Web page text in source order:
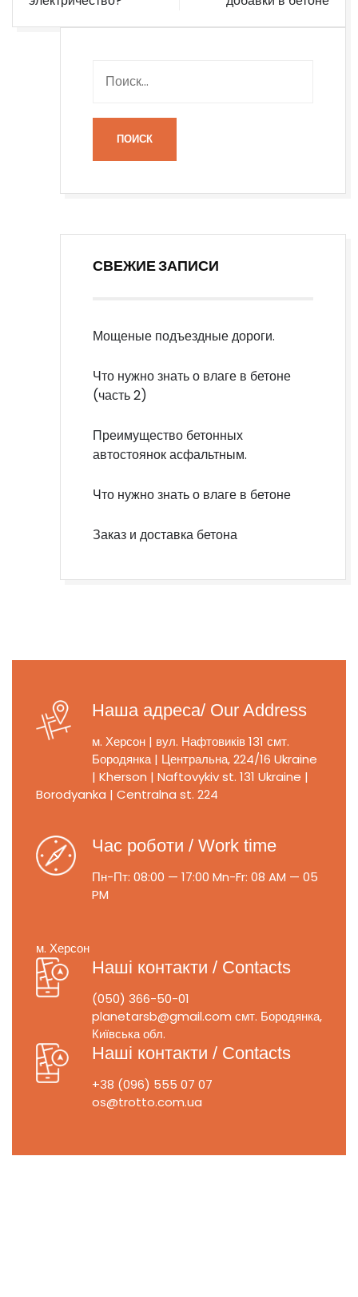
СВЕЖИЕ ЗАПИСИ
Мощеные подъездные дороги.
Что нужно знать о влаге в бетоне
(часть 2)
Преимущество бетонных
автостоянок асфальтным.
Что нужно знать о влаге в бетоне
Заказ и доставка бетона
Наша адреса/ Our Address
м. Херсон | вул. Нафтовиків 131 смт.
Бородянка | Центральна, 224/16 Ukraine
| Kherson | Naftovykiv st. 131 Ukraine |
Borodyanka | Centralna st. 224
Час роботи / Work time
Пн-Пт: 08:00 — 17:00 Mn-Fr: 08 AM — 05
PM
м. Херсон
Наші контакти / Contacts
(050) 366-50-01
planetarsb@gmail.com смт. Бородянка,
Київська обл.
Наші контакти / Contacts
+38 (096) 555 07 07
os@trotto.com.ua